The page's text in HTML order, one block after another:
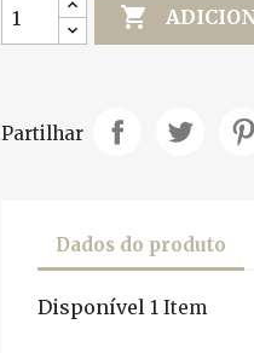

Partilhar
Dados do produto
Disponível 1 Item